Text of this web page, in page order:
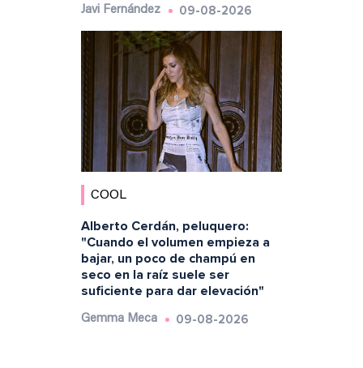
Javi Fernández 09-08-2026
COOL
Alberto Cerdán, peluquero:
"Cuando el volumen empieza a
bajar, un poco de champú en
seco en la raíz suele ser
suficiente para dar elevación"
Gemma Meca 09-08-2026